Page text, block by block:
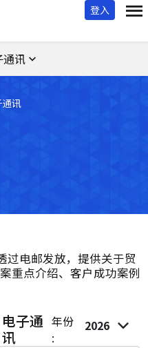
登入
通讯
讯
过电邮发放，提供关于贸
重点介绍、客户成功案例
电子通
讯
年份
:
2026